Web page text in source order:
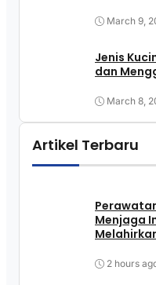
March 9,
Jenis
dan
March 8,
Artikel Terbaru
Menjaga
2 hours